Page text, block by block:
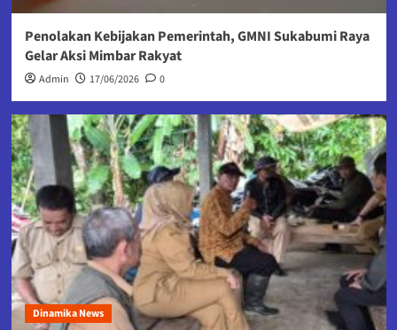
Penolakan Kebijakan Pemerintah, GMNI Sukabumi Raya
Gelar Aksi Mimbar Rakyat
Admin 17/06/2026 0
Dinamika News